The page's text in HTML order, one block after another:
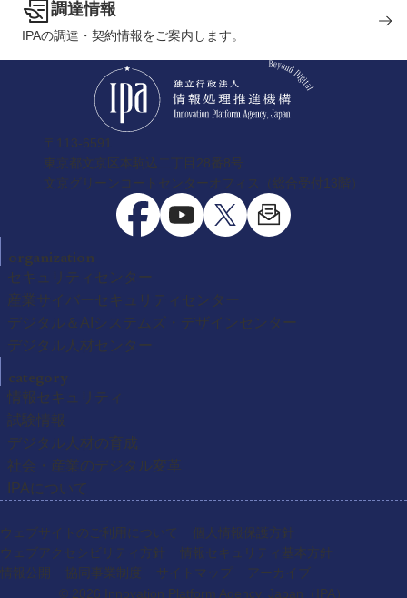
調達情報
IPAの調達・契約情報をご案内します。
〒113-6591
東京都文京区本駒込二丁目28番8号
文京グリーンコートセンターオフィス（総合受付13階）
organization
セキュリティセンター
産業サイバーセキュリティセンター
デジタル＆AIシステムズ・デザインセンター
デジタル人材センター
category
情報セキュリティ
試験情報
デジタル人材の育成
社会・産業のデジタル変革
IPAについて
ウェブサイトのご利用について
個人情報保護方針
ウェブアクセシビリティ方針
情報セキュリティ基本方針
情報公開
協同事業制度 サイトマップ
アーカイブ
© 2026 Innovation Platform Agency, Japan （IPA）